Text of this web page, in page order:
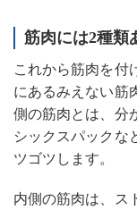
筋肉には2種類
これから筋肉を付
にあるみえない筋
側の筋肉とは、分
シックスパックな
ツゴツします。
内側の筋肉は、ス